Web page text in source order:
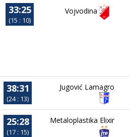
33:25
(15 : 10)
Vojvodina
38:31
(24 : 13)
Jugović Lamagro
25:28
(17 : 15)
Metaloplastika Elixir